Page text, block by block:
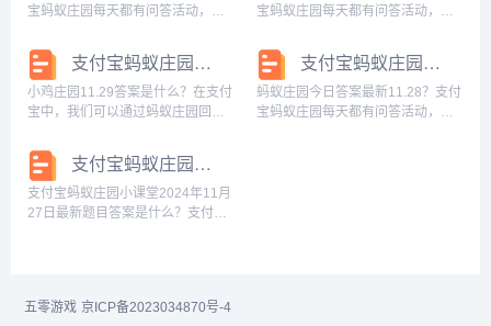
起来看看...
宝蚂蚁庄园每天都有问答活动，完
鸡，那么蚂蚁庄园今日答案是什么
呢？接下来就让我们一起了解一下
今天12.2的正确答案吧。蚂蚁庄园
今日答案...
宝蚂蚁庄园每天都有问答活动，完
鸡，那么蚂蚁庄园今日答案是什么
呢？接下来就让我们一起了解一下
今天11.30的正确答案吧。蚂蚁庄园
今日...
支付宝蚂蚁庄园小课堂2024年11月29日今日答案
小鸡庄园11.29答案是什么？在支付
宝中，我们可以通过蚂蚁庄园回答
我们可以使用饲料喂养小鸡，那么
小鸡庄园今天答案最新正确答案
2024.11.29是什么呢，下面一起来
看看吧...
支付宝蚂蚁庄园小课堂2024年11月28日今日答案
蚂蚁庄园今日答案最新11.28？支付
宝蚂蚁庄园每天都有问答活动，完
支付宝蚂蚁庄园小课堂2024年11月27日今日答案
支付宝蚂蚁庄园小课堂2024年11月
27日最新题目答案是什么？支付宝
理好...
五零游戏 京ICP备2023034870号-4